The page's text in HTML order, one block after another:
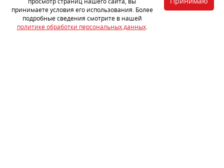
принимаете условия его использования. Более
подробные сведения смотрите в нашей
политике обработки персональных данных.